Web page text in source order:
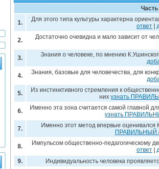
1. Для этого типа культуры характерна
ответ
2. Достаточно очевидна и мало зависит от
3. Знания о человеке, по мнению
4. Знания, базовые для человечества, для
5.
Из инстинктивного стремления к
них узнать
6.
Именно эта зона считается самой главной
узнать
7. Именно этот метод впервые оценивался
ПРАВИЛЬНЫЙ
8. Импульсом общественно-педагогическому
ответ
9.
Индивидуальность человека